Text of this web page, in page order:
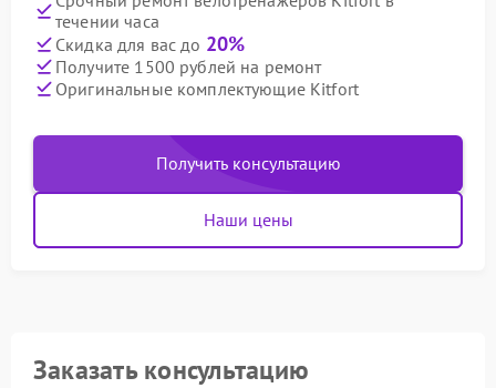
течении часа
Скидка для вас до 20%
Получите 1500 рублей на ремонт
Оригинальные комплектующие Kitfort
Получить консультацию
Наши цены
Заказать консультацию